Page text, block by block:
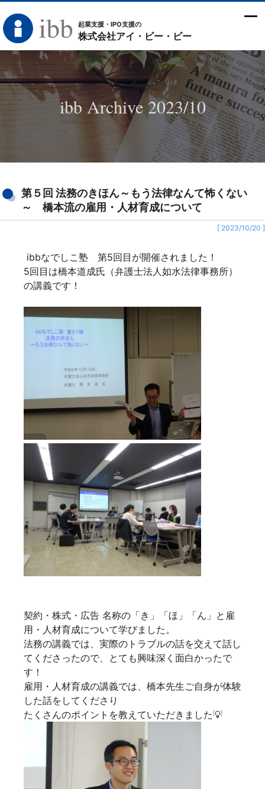
起業支援・IPO支援の
株式会社アイ・ビー・ビー
ibb Archive 2023/10
第５回 法務のきほん～もう法律なんて怖くない
～ 橋本流の雇用・人材育成について
[ 2023/10/20 ]
ibbなでしこ塾 第5回目が開催されました！
5回目は橋本道成氏（弁護士法人如水法律事務所）
の講義です！
契約・株式・広告 名称の「き」「ほ」「ん」と雇
用・人材育成について学びました。
法務の講義では、実際のトラブルの話を交えて話し
てくださったので、とても興味深く面白かったで
す！
雇用・人材育成の講義では、橋本先生ご自身が体験
した話をしてくださり
たくさんのポイントを教えていただきました💡